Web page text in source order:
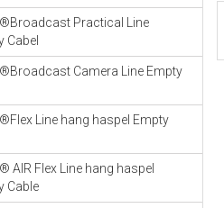
Practical Line
Cabel
Camera Line Empty
Line hang haspel Empty
AIR Flex Line hang haspel
Cable